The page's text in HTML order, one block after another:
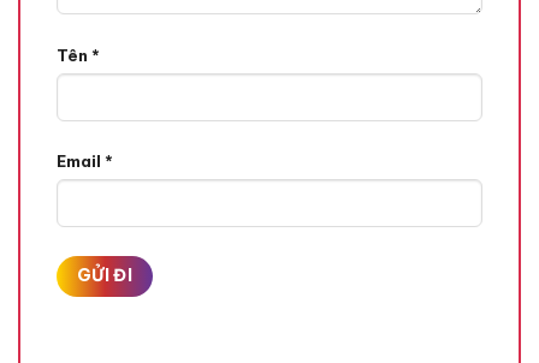
Tên *
Email *